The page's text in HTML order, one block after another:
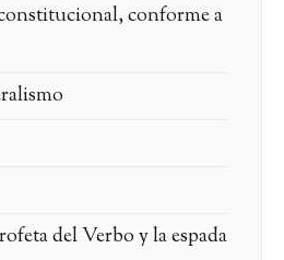
conforme a
del Verbo y la espada